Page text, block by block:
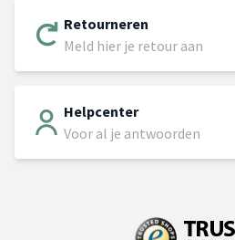
Retourneren
Meld hier je retour aan
Helpcenter
Voor al je antwoorden